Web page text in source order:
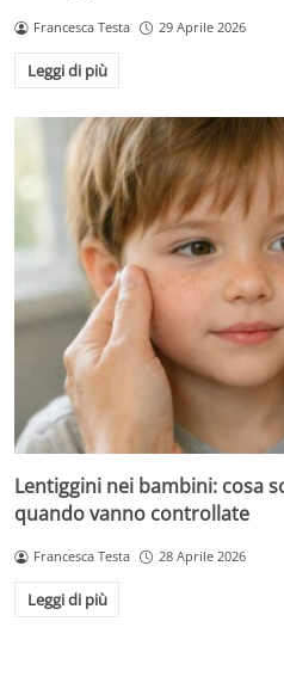
Francesca Testa 29 Aprile 2026
Leggi di più
Lentiggini nei bambini: cosa
quando vanno controllate
Francesca Testa 28 Aprile 2026
Leggi di più